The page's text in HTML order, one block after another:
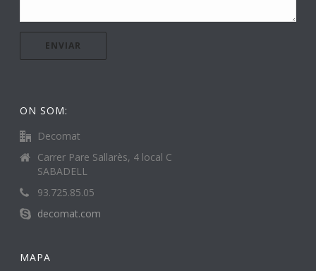
ON SOM:
Decomat
Carrer Pare Sallarès, 4 local C
SABADELL
93.725.85.05
decomat.com
MAPA